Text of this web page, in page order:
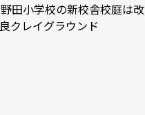
田小学校の新校舎校庭は改
良クレイグラウンド